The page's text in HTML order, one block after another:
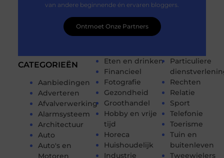
CATEGORIEËN
Aanbiedingen
Adverteren
Afvalverwerking
Alarmsysteem
Architectuur
Auto
Auto's en
Motoren
Eten en drinken
Financieel
Fotografie
Gezondheid
Groothandel
Hobby en vrije
tijd
Horeca
Huishoudelijk
Industrie
Particuliere
Rechten
Relatie
Sport
Telefonie
Toerisme
Tuin en
buitenleven
Tweewielers
van andere beginnende én ervaren bloggers.
Ontmoet Onze Partners